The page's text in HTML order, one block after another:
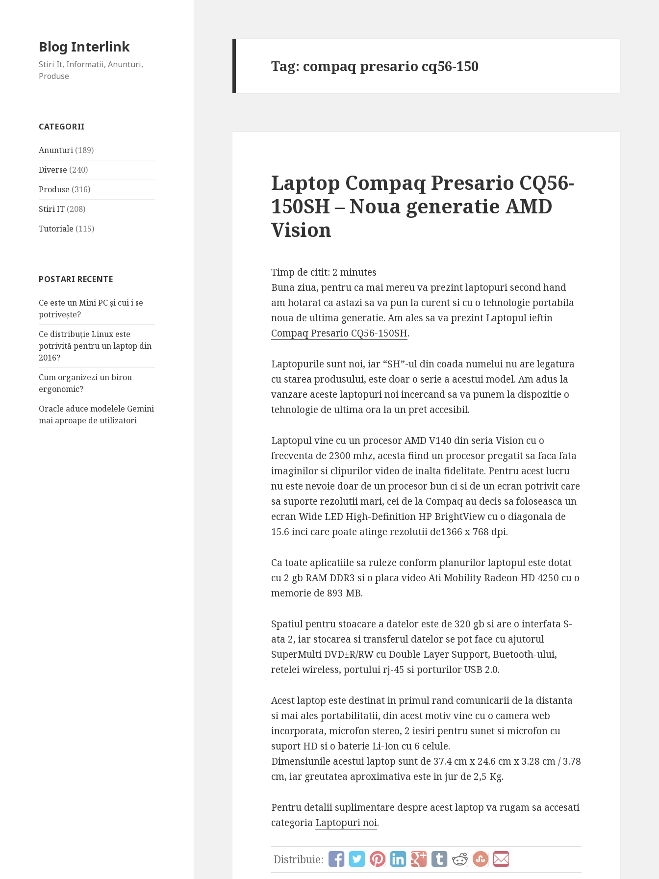
Blog Interlink
Stiri It, Informatii, Anunturi,
Produse
CATEGORII
Anunturi (189)
Diverse (240)
Produse (316)
Stiri IT (208)
Tutoriale (115)
POSTARI RECENTE
Ce este un Mini PC și cui i se
potrivește?
Ce distribuție Linux este
potrivită pentru un laptop din
2016?
Cum organizezi un birou
ergonomic?
Oracle aduce modelele Gemini
mai aproape de utilizatori
Tag: compaq presario cq56-150
Laptop Compaq Presario CQ56-
150SH – Noua generatie AMD
Vision
Timp de citit: 2 minutes
Buna ziua, pentru ca mai mereu va prezint laptopuri second hand
am hotarat ca astazi sa va pun la curent si cu o tehnologie portabila
noua de ultima generatie. Am ales sa va prezint Laptopul ieftin
Compaq Presario CQ56-150SH.
Laptopurile sunt noi, iar “SH”-ul din coada numelui nu are legatura
cu starea produsului, este doar o serie a acestui model. Am adus la
vanzare aceste laptopuri noi incercand sa va punem la dispozitie o
tehnologie de ultima ora la un pret accesibil.
Laptopul vine cu un procesor AMD V140 din seria Vision cu o
frecventa de 2300 mhz, acesta fiind un procesor pregatit sa faca fata
imaginilor si clipurilor video de inalta fidelitate. Pentru acest lucru
nu este nevoie doar de un procesor bun ci si de un ecran potrivit care
sa suporte rezolutii mari, cei de la Compaq au decis sa foloseasca un
ecran Wide LED High-Definition HP BrightView cu o diagonala de
15.6 inci care poate atinge rezolutii de1366 x 768 dpi.
Ca toate aplicatiile sa ruleze conform planurilor laptopul este dotat
cu 2 gb RAM DDR3 si o placa video Ati Mobility Radeon HD 4250 cu o
memorie de 893 MB.
Spatiul pentru stoacare a datelor este de 320 gb si are o interfata S-
ata 2, iar stocarea si transferul datelor se pot face cu ajutorul
SuperMulti DVD±R/RW cu Double Layer Support, Buetooth-ului,
retelei wireless, portului rj-45 si porturilor USB 2.0.
Acest laptop este destinat in primul rand comunicarii de la distanta
si mai ales portabilitatii, din acest motiv vine cu o camera web
incorporata, microfon stereo, 2 iesiri pentru sunet si microfon cu
suport HD si o baterie Li-Ion cu 6 celule.
Dimensiunile acestui laptop sunt de 37.4 cm x 24.6 cm x 3.28 cm / 3.78
cm, iar greutatea aproximativa este in jur de 2,5 Kg.
Pentru detalii suplimentare despre acest laptop va rugam sa accesati
categoria Laptopuri noi.
Distribuie: